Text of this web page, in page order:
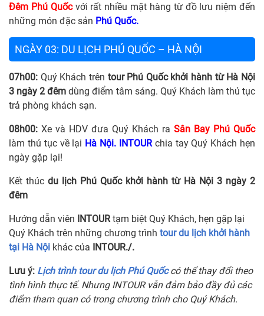
Đêm Phú Quốcvới rất nhiều mặt hàng từ đồ lưu niệm đến
những món đặc sản Phú Quốc.
NGÀY 03: DU LỊCH PHÚ QUỐC – HÀ NỘI
07h00: Quý Khách trên tour Phú Quốc khởi hành từ Hà Nội
3 ngày 2 đêm dùng điểm tâm sáng. Quý Khách làm thủ tục
trả phòng khách sạn.
08h00: Xe và HDV đưa Quý Khách ra Sân Bay Phú Quốc
làm thủ tục về lại Hà Nội. INTOUR chia tay Quý Khách hẹn
ngày gặp lại!
Kết thúc du lịch Phú Quốc khởi hành từ Hà Nội 3 ngày 2
đêm
Hướng dẫn viên INTOUR tạm biệt Quý Khách, hẹn gặp lại
Quý Khách trên những chương trình tour du lịch khởi hành
tại Hà Nội khác của INTOUR./.
Lưu ý: Lịch trình tour du lịch Phú Quốccó thể thay đổi theo
tình hình thực tế. Nhưng INTOUR vẫn đảm bảo đầy đủ các
điểm tham quan có trong chương trình cho Quý Khách.